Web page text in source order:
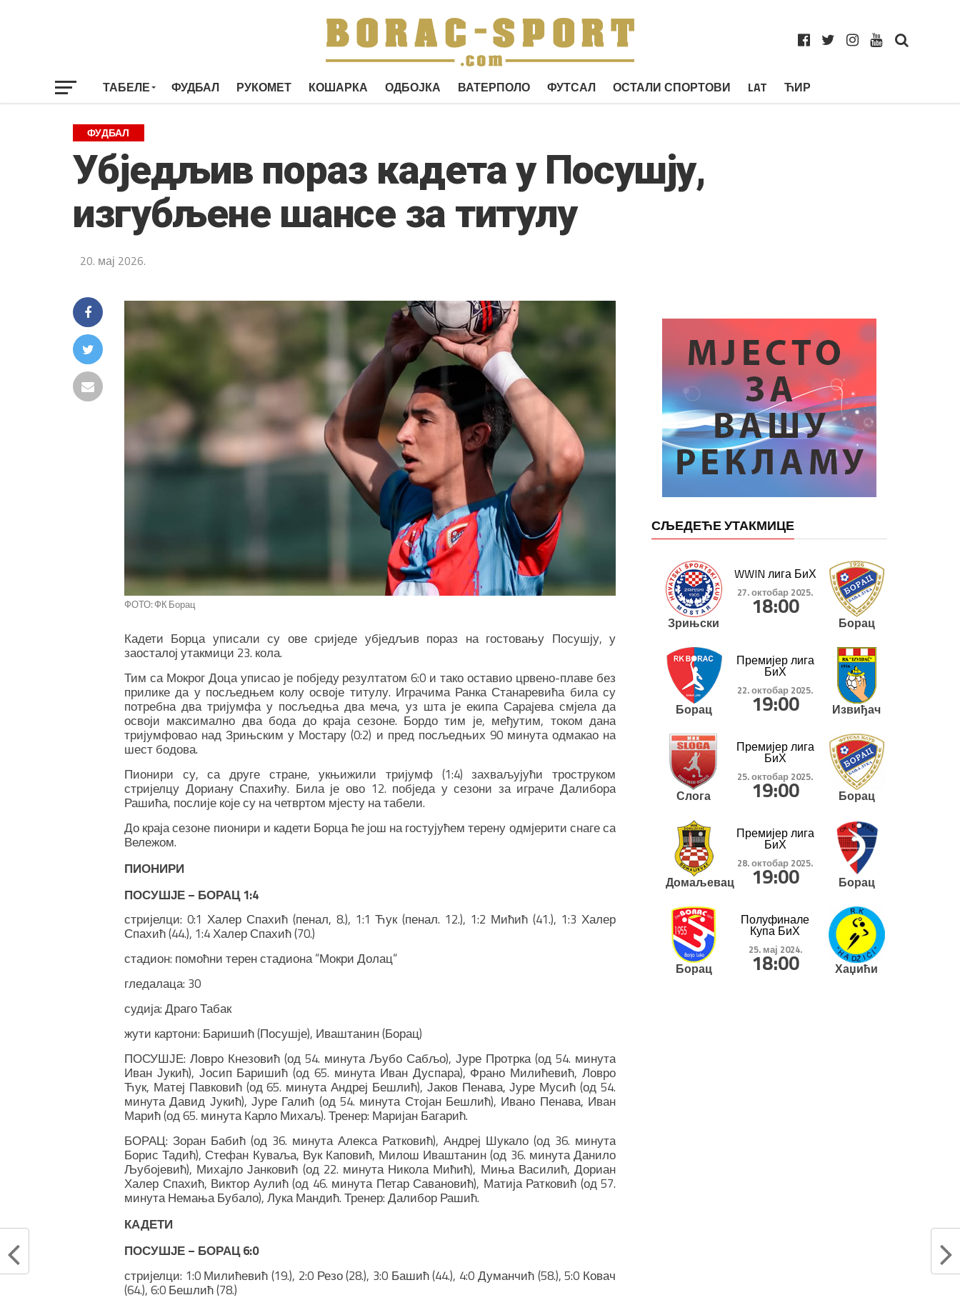
ТАБЕЛЕ ФУДБАЛ РУКОМЕТ КОШАРКА ОДБОЈКА ВАТЕРПОЛО ФУТСАЛ ОСТАЛИ СПОРТОВИ LAT ЋИР
ФУДБАЛ
Убједљив пораз кадета у Посушју,
изгубљене шансе за титулу
20. мај 2026.
ФОТО: ФК Борац
Кадети Борца уписали су ове сриједе убједљив пораз на гостовању Посушју, у
заосталој утакмици 23. кола.
Тим са Мокрог Доца уписао је побједу резултатом 6:0 и тако оставио црвено-плаве без
прилике да у посљедњем колу освоје титулу. Играчима Ранка Станаревића била су
потребна два тријумфа у посљедња два меча, уз шта је екипа Сарајева смјела да
освоји максимално два бода до краја сезоне. Бордо тим је, међутим, током дана
тријумфовао над Зрињским у Мостару (0:2) и пред посљедњих 90 минута одмакао на
шест бодова.
Пионири су, са друге стране, укњижили тријумф (1:4) захваљујући троструком
стријелцу Дориану Спахићу. Била је ово 12. побједа у сезони за играче Далибора
Рашића, послије које су на четвртом мјесту на табели.
До краја сезоне пионири и кадети Борца ће још на гостујућем терену одмјерити снаге са
Вележом.
ПИОНИРИ
ПОСУШЈЕ – БОРАЦ 1:4
стријелци: 0:1 Халер Спахић (пенал, 8.), 1:1 Ћук (пенал. 12.), 1:2 Мићић (41.), 1:3 Халер
Спахић (44.), 1:4 Халер Спахић (70.)
стадион: помоћни терен стадиона “Мокри Долац“
гледалаца: 30
судија: Драго Табак
жути картони: Баришић (Посушје), Иваштанин (Борац)
ПОСУШЈЕ: Ловро Кнезовић (од 54. минута Љубо Сабљо), Јуре Протрка (од 54. минута
Иван Јукић), Јосип Баришић (од 65. минута Иван Дуспара), Франо Милићевић, Ловро
Ћук, Матеј Павковић (од 65. минута Андреј Бешлић), Јаков Пенава, Јуре Мусић (од 54.
минута Давид Јукић), Јуре Галић (од 54. минута Стојан Бешлић), Ивано Пенава, Иван
Марић (од 65. минута Карло Михаљ). Тренер: Маријан Багарић.
БОРАЦ: Зоран Бабић (од 36. минута Алекса Ратковић), Андреј Шукало (од 36. минута
Борис Тадић), Стефан Куваља, Вук Каповић, Милош Иваштанин (од 36. минута Данило
Љубојевић), Михајло Јанковић (од 22. минута Никола Мићић), Миња Василић, Дориан
Халер Спахић, Виктор Аулић (од 46. минута Петар Савановић), Матија Ратковић (од 57.
минута Немања Бубало), Лука Мандић. Тренер: Далибор Рашић.
КАДЕТИ
ПОСУШЈЕ – БОРАЦ 6:0
стријелци: 1:0 Милићевић (19.), 2:0 Резо (28.), 3:0 Башић (44.), 4:0 Думанчић (58.), 5:0 Ковач
(64.), 6:0 Бешлић (78.)
СЉЕДЕЋЕ УТАКМИЦЕ
Зрињски
WWIN лига БиХ
27. октобар 2025.
18:00
Борац
Борац
Премијер лига
БиХ
22. октобар 2025.
19:00 Извиђач
Слога
Премијер лига
БиХ
25. октобар 2025.
19:00 Борац
Домаљевац
Премијер лига
БиХ
28. октобар 2025.
19:00 Борац
Борац
Полуфинале
Купа БиХ
25. мај 2024.
18:00 Хаџићи